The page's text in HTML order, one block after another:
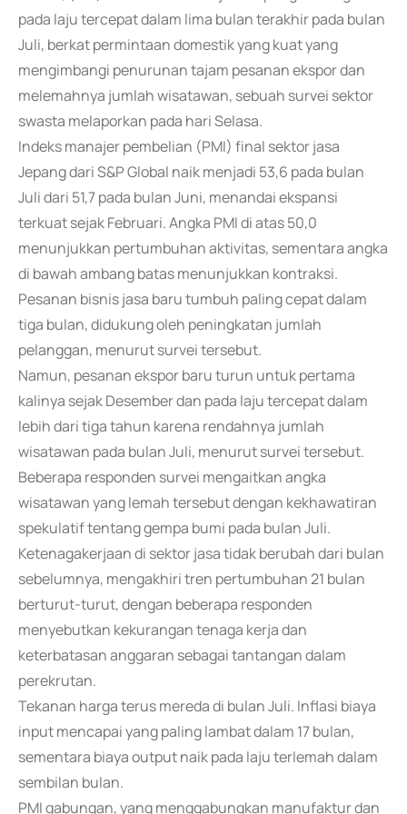
pada laju tercepat dalam lima bulan terakhir pada bulan
Juli, berkat permintaan domestik yang kuat yang
mengimbangi penurunan tajam pesanan ekspor dan
melemahnya jumlah wisatawan, sebuah survei sektor
swasta melaporkan pada hari Selasa.
Indeks manajer pembelian (PMI) final sektor jasa
Jepang dari S&P Global naik menjadi 53,6 pada bulan
Juli dari 51,7 pada bulan Juni, menandai ekspansi
terkuat sejak Februari. Angka PMI di atas 50,0
menunjukkan pertumbuhan aktivitas, sementara angka
di bawah ambang batas menunjukkan kontraksi.
Pesanan bisnis jasa baru tumbuh paling cepat dalam
tiga bulan, didukung oleh peningkatan jumlah
pelanggan, menurut survei tersebut.
Namun, pesanan ekspor baru turun untuk pertama
kalinya sejak Desember dan pada laju tercepat dalam
lebih dari tiga tahun karena rendahnya jumlah
wisatawan pada bulan Juli, menurut survei tersebut.
Beberapa responden survei mengaitkan angka
wisatawan yang lemah tersebut dengan kekhawatiran
spekulatif tentang gempa bumi pada bulan Juli.
Ketenagakerjaan di sektor jasa tidak berubah dari bulan
sebelumnya, mengakhiri tren pertumbuhan 21 bulan
berturut-turut, dengan beberapa responden
menyebutkan kekurangan tenaga kerja dan
keterbatasan anggaran sebagai tantangan dalam
perekrutan.
Tekanan harga terus mereda di bulan Juli. Inflasi biaya
input mencapai yang paling lambat dalam 17 bulan,
sementara biaya output naik pada laju terlemah dalam
sembilan bulan.
PMI gabungan, yang menggabungkan manufaktur dan